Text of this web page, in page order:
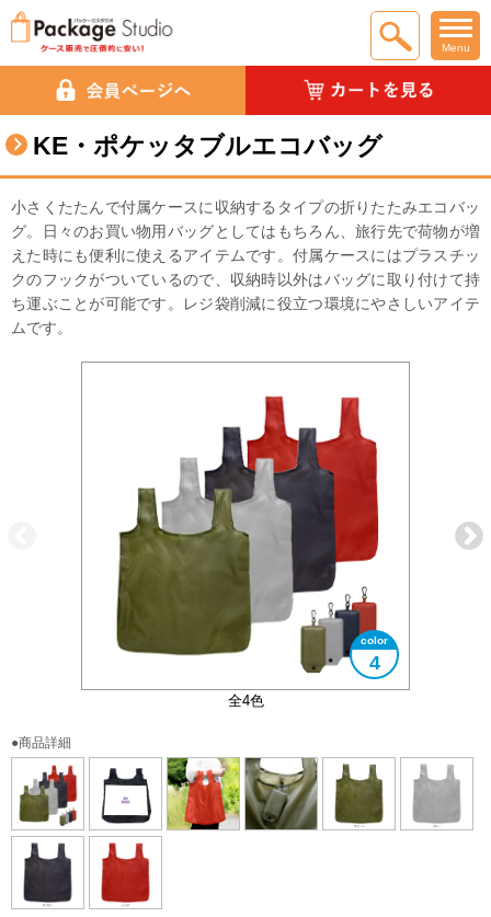
Menu
KE・ポケッタブルエコバッグ
小さくたたんで付属ケースに収納するタイプの折りたたみエコバッ
グ。日々のお買い物用バッグとしてはもちろん、旅行先で荷物が増
えた時にも便利に使えるアイテムです。付属ケースにはプラスチッ
クのフックがついているので、収納時以外はバッグに取り付けて持
ち運ぶことが可能です。レジ袋削減に役立つ環境にやさしいアイテ
ムです。
全4色
4
B4サイズ
大きさイメージ
フック付なので小袋の紛失防止にも
●商品詳細